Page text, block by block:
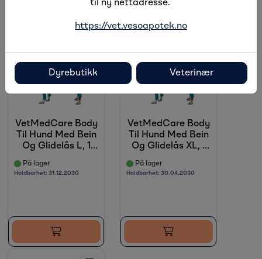
VetMedCare Body
Til Hund Med Bein
Og Glidelås L, 1
På lager
Holdbarhet: 31.12.2030
Tilbud
VetMedCare Body
Til Hund Med Bein
Og Glidelås XL, 1
På lager
Holdbarhet: 30.04.2030
til ny nettadresse.
https://vet.vesoapotek.no
Dyrebutikk Veterinær